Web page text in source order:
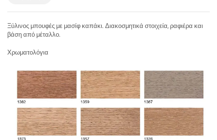
Ξύλινος μπουφές με μασίφ καπάκι. Διακοσμητικά στοιχεία, ραφιέρα και
βάση από μέταλλο.
Χρωματολόγια